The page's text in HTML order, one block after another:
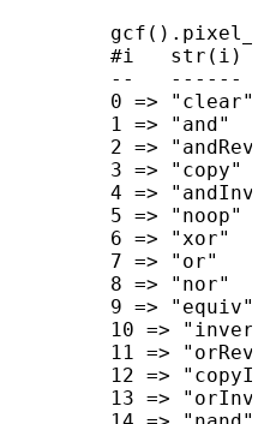
#i   str(i)
--   ------
0 => "clear"
1 => "and"
2 =>
3 => "copy"
4 =>
5 => "noop"
6 => "xor"
7 => "or"
8 => "nor"
9 => "equiv"
10 =>
11 =>
12 =>
13 =>